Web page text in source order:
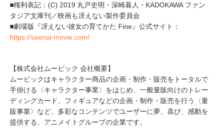
■権利表記：(C) 2019 丸戸史明・深崎暮人・KADOKAWA ファン
タジア文庫刊／映画も冴えない製作委員会
■劇場版『冴えない彼女の育てかた Fine』公式サイト：
https://saenai-movie.com/
【株式会社ムービック 会社概要】
ムービックはキャラクター商品の企画・制作・販売をトータルで
手掛ける〈キャラクター事業〉をはじめ、一般量販向けのトレー
ディングカード、フィギュアなどの企画・制作・販売を行う〈量
販事業〉など、多彩なコンテンツでユーザーに夢、喜び、感動を
提供する、アニメイトグループの企業です。